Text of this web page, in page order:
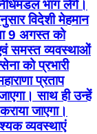
भाग लेंगे।
विदेशी मेहमान
9 अगस्त को
समस्त व्यवस्थाओं
को प्रभारी
प्रताप
साथ ही उन्हें
जाएगा।
व्यवस्थाएं